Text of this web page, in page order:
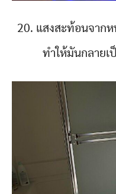
20. แสงสะท้อนจากห
ทำให้มันกลาย